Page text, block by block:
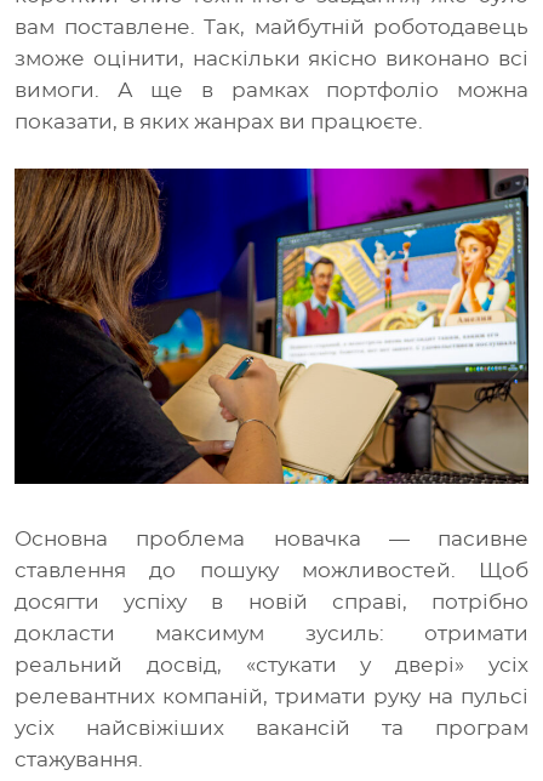
вам поставлене. Так, майбутній роботодавець
зможе оцінити, наскільки якісно виконано всі
вимоги. А ще в рамках портфоліо можна
показати, в яких жанрах ви працюєте.
Основна проблема новачка — пасивне
ставлення до пошуку можливостей. Щоб
досягти успіху в новій справі, потрібно
докласти максимум зусиль: отримати
реальний досвід, «стукати у двері» усіх
релевантних компаній, тримати руку на пульсі
усіх найсвіжіших вакансій та програм
стажування.